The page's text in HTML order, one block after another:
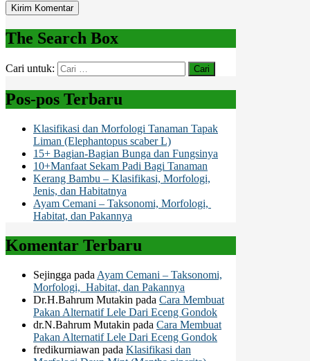
The Search Box
Cari untuk:
Pos-pos Terbaru
Klasifikasi dan Morfologi Tanaman Tapak
Liman (Elephantopus scaber L)
15+ Bagian-Bagian Bunga dan Fungsinya
10+Manfaat Sekam Padi Bagi Tanaman
Kerang Bambu – Klasifikasi, Morfologi,
Jenis, dan Habitatnya
Ayam Cemani – Taksonomi, Morfologi,
Habitat, dan Pakannya
Komentar Terbaru
Sejingga pada Ayam Cemani – Taksonomi,
Morfologi, Habitat, dan Pakannya
Dr.H.Bahrum Mutakin pada Cara Membuat
Pakan Alternatif Lele Dari Eceng Gondok
dr.N.Bahrum Mutakin pada Cara Membuat
Pakan Alternatif Lele Dari Eceng Gondok
fredikurniawan pada Klasifikasi dan